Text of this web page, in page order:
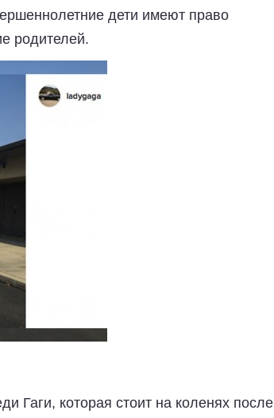
дети имеют право
родителей.
Гаги, которая стоит на коленях после